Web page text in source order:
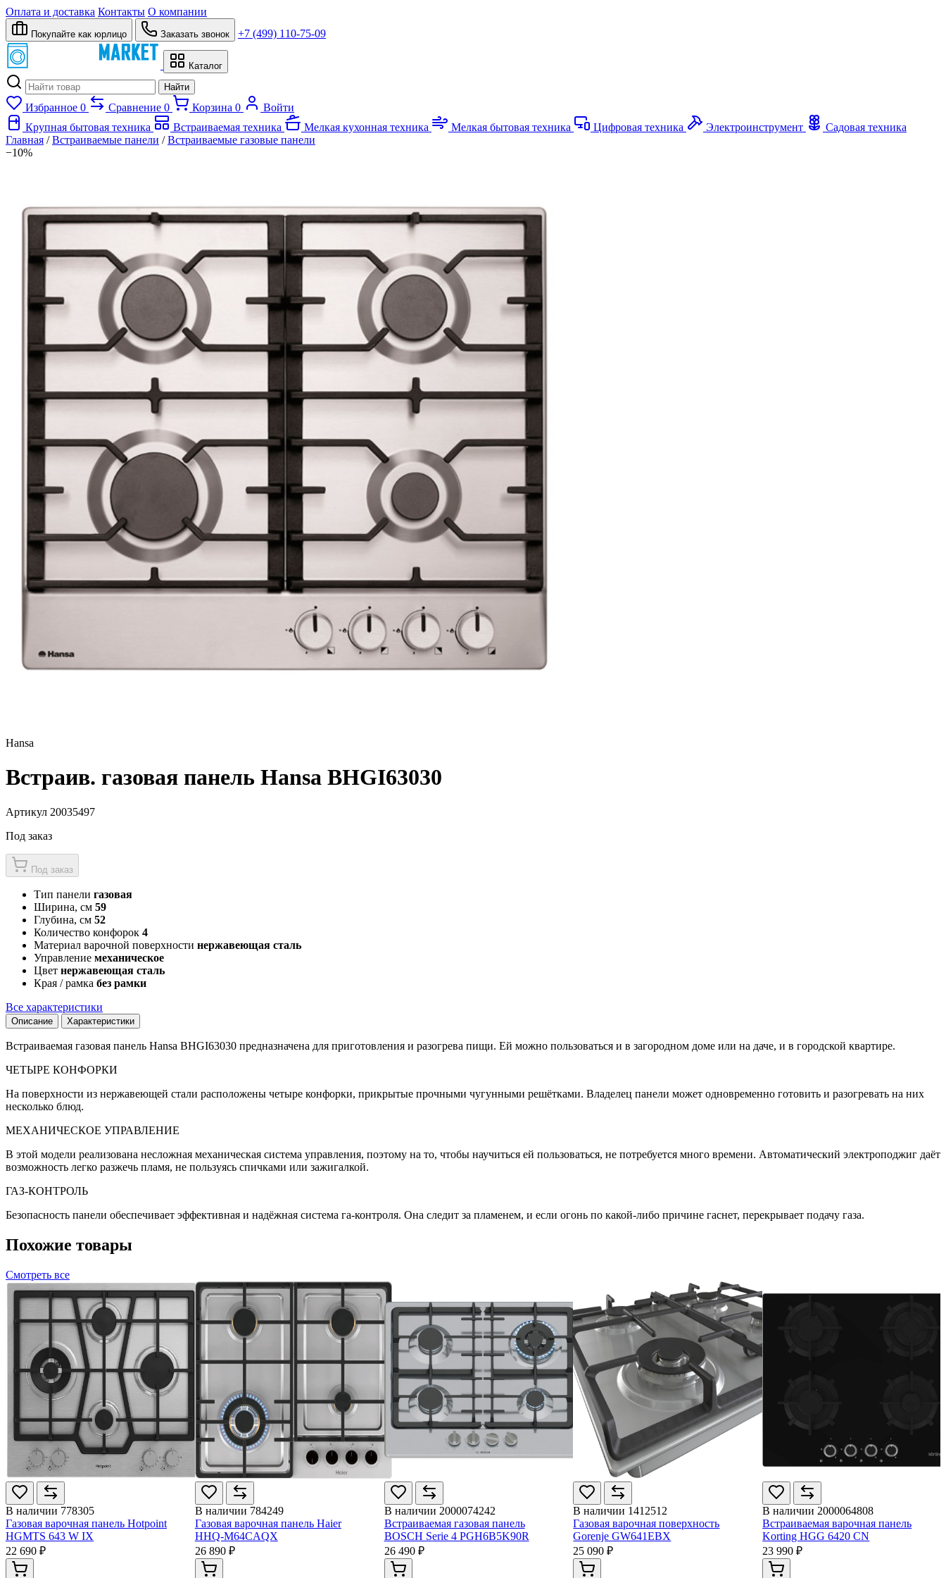
Оплата и доставка Контакты О компании
Покупайте как юрлицо Заказать звонок +7 (499) 110-75-09
Каталог
Найти
Избранное 0 Сравнение 0 Корзина 0
Войти
Крупная бытовая техника
Встраиваемая техника Мелкая кухонная техника Мелкая бытовая техника Цифровая техника Электроинструмент
Садовая техника
Главная / Встраиваемые панели / Встраиваемые газовые панели
−10%
Hansa
Встраив. газовая панель Hansa BHGI63030
Артикул 20035497
Под заказ
Под заказ
Тип панели газовая
Ширина, см 59
Глубина, см 52
Количество конфорок 4
Материал варочной поверхности нержавеющая сталь
Управление механическое
Цвет нержавеющая сталь
Края / рамка без рамки
Все характеристики
Описание Характеристики
Встраиваемая газовая панель Hansa BHGI63030 предназначена для приготовления и разогрева пищи. Ей можно пользоваться и в загородном доме или на даче, и в городской квартире.
ЧЕТЫРЕ КОНФОРКИ
На поверхности из нержавеющей стали расположены четыре конфорки, прикрытые прочными чугунными решётками. Владелец панели может одновременно готовить и разогревать на них
несколько блюд.
МЕХАНИЧЕСКОЕ УПРАВЛЕНИЕ
В этой модели реализована несложная механическая система управления, поэтому на то, чтобы научиться ей пользоваться, не потребуется много времени. Автоматический электроподжиг даёт
возможность легко разжечь пламя, не пользуясь спичками или зажигалкой.
ГАЗ-КОНТРОЛЬ
Безопасность панели обеспечивает эффективная и надёжная система га-контроля. Она следит за пламенем, и если огонь по какой-либо причине гаснет, перекрывает подачу газа.
Похожие товары
Смотреть все
В наличии 778305
Газовая варочная панель Hotpoint
HGMTS 643 W IX
22 690 ₽
В наличии 784249
Газовая варочная панель Haier
HHQ-M64CAQX
26 890 ₽
В наличии 2000074242
Встраиваемая газовая панель
BOSCH Serie 4 PGH6B5K90R
26 490 ₽
В наличии 1412512
Газовая варочная поверхность
Gorenje GW641EBX
25 090 ₽
В наличии 2000064808
Встраиваемая варочная панель
Korting HGG 6420 CN
23 990 ₽